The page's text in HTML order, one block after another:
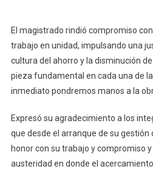
El magistrado rindió compromiso
trabajo en unidad, impulsando una
cultura del ahorro y la disminución
pieza fundamental en cada una de
inmediato pondremos manos a la
Expresó su agradecimiento a los
que desde el arranque de su
honor con su trabajo y compromiso
austeridad en donde el